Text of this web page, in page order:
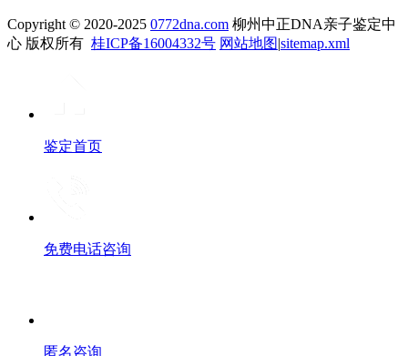
Copyright © 2020-2025 0772dna.com 柳州中正DNA亲子鉴定中
心 版权所有 桂ICP备16004332号 网站地图|sitemap.xml
鉴定首页
免费电话咨询
匿名咨询